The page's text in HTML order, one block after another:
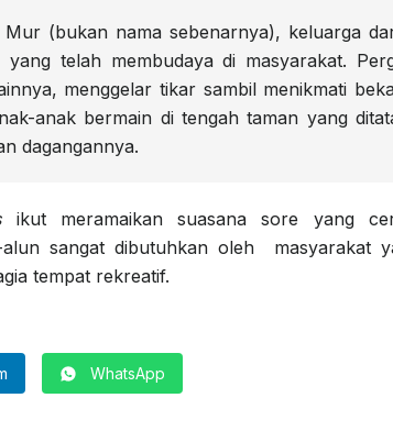
(bukan nama sebenarnya), keluarga
telah membudaya di masyarakat.
menggelar tikar sambil menikmati
anak bermain di tengah taman yang
dagangannya.
ikut meramaikan suasana sore yang
sangat dibutuhkan oleh masyarakat
tempat rekreatif.
WhatsApp